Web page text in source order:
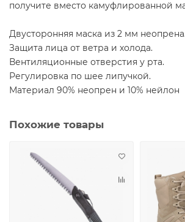
получите вместо камуфлированной
Двусторонняя маска из 2 мм неопрена.
Защита лица от ветра и холода.
Вентиляционные отверстия у рта.
Регулировка по шее липучкой.
Материал 90% неопрен и 10% нейлон
Похожие товары